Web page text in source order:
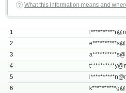
What this information means and
1 t**********
2
e**********
3
a**********
4
t**********
5
l**********
6
k**********